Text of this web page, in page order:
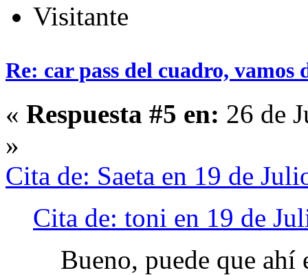
Visitante
Re: car pass del cuadro, vamos
« Respuesta #5 en: 26 de
»
Cita de: Saeta en 19 de
Cita de: toni en 19 de
Bueno, puede que ahí